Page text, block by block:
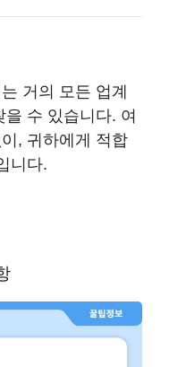
거의 모든 업계
수 있습니다. 여
, 귀하에게 적합
니다.